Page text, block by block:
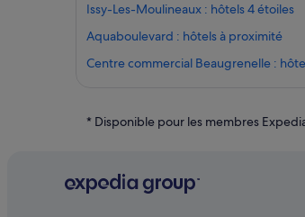
Issy-Les-Moulineaux : hôtels 4 étoiles
Aquaboulevard : hôtels à proximité
Centre commercial Beaugrenelle :
Gare du Pont du Garigliano : Palaces
Issy-Les-Moulineaux : Auberges
Issy-Les-Moulineaux : Châteaux
* Disponible pour les membres